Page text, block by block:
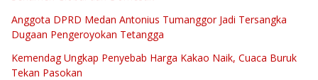
Anggota DPRD Medan Antonius Tumanggor Jadi Tersangka
Dugaan Pengeroyokan Tetangga
Kemendag Ungkap Penyebab Harga Kakao Naik, Cuaca Buruk
Tekan Pasokan